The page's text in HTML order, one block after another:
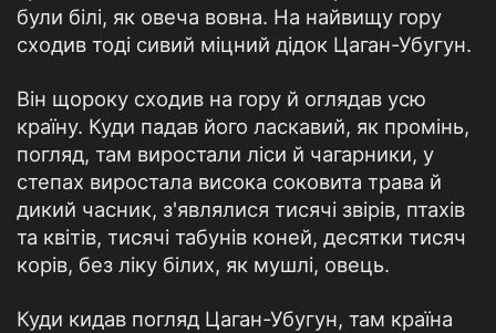
були білі, як овеча вовна. На найвищу гору
сходив тоді сивий міцний дідок Цаган-Убугун.
Він щороку сходив на гору й оглядав усю
країну. Куди падав його ласкавий, як промінь,
погляд, там виростали ліси й чагарники, у
степах виростала висока соковита трава й
дикий часник, з'являлися тисячі звірів, птахів
та квітів, тисячі табунів коней, десятки тисяч
корів, без ліку білих, як мушлі, овець.
Куди кидав погляд Цаган-Убугун, там країна